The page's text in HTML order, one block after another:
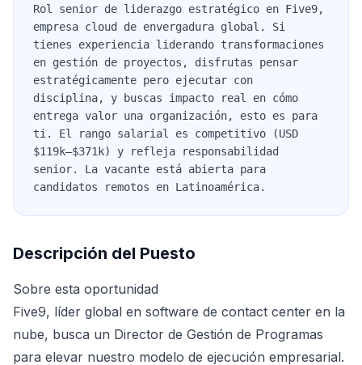
Rol senior de liderazgo estratégico en Five9,
empresa cloud de envergadura global. Si
tienes experiencia liderando transformaciones
en gestión de proyectos, disfrutas pensar
estratégicamente pero ejecutar con
disciplina, y buscas impacto real en cómo
entrega valor una organización, esto es para
ti. El rango salarial es competitivo (USD
$119k–$371k) y refleja responsabilidad
senior. La vacante está abierta para
candidatos remotos en Latinoamérica.
Descripción del Puesto
Sobre esta oportunidad
Five9, líder global en software de contact center en la
nube, busca un Director de Gestión de Programas
para elevar nuestro modelo de ejecución empresarial.